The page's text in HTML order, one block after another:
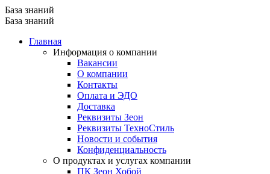
База знаний
База знаний
Главная
Информация о компании
Вакансии
О компании
Контакты
Оплата и ЭДО
Доставка
Реквизиты Зеон
Реквизиты ТехноСтиль
Новости и события
Конфиденциальность
О продуктах и услугах компании
ПК Зеон Хобой